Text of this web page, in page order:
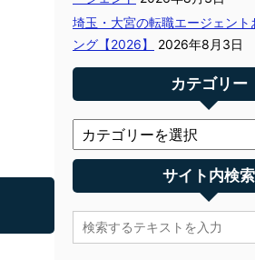
埼玉・大宮の転職エージェント
ング【2026】
2026年8月3日
カテゴリー
サイト内検索